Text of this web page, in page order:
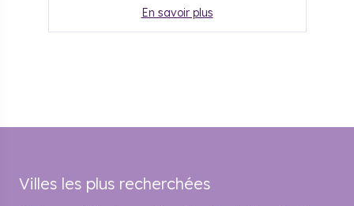
En savoir plus
Villes les plus recherchées